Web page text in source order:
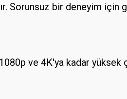
Sorunsuz bir deneyim için
ve 4K'ya kadar